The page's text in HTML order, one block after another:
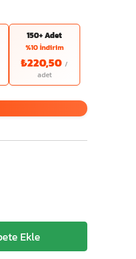
150+ Adet
%10 İndirim
₺220,50